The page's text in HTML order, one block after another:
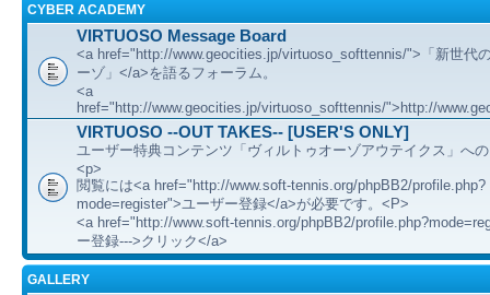
CYBER ACADEMY
VIRTUOSO Message Board
<a href="http://www.geocities.jp/virtuoso_softtennis/">「新世代
ーゾ」</a>を語るフォーラム。
<a
href="http://www.geocities.jp/virtuoso_softtennis/">http://
VIRTUOSO --OUT TAKES-- [USER'S ONLY]
ユーザー特典コンテンツ「ヴィルトゥオーゾアウテイクス」へ
<p>
閲覧には<a href="http://www.soft-tennis.org/phpBB2/profile.php?
mode=register">ユーザー登録</a>が必要です。<P>
<a href="http://www.soft-tennis.org/phpBB2/
ー登録--->クリック</a>
GALLERY